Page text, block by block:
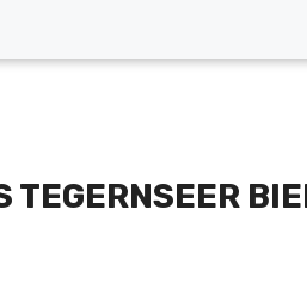
TEGERNSEER